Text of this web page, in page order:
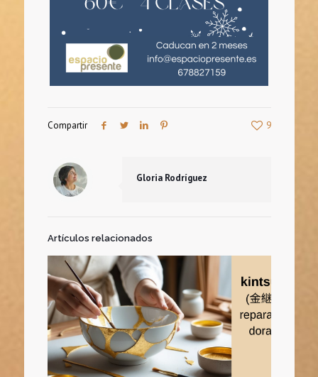
Compartir 9
Gloria Rodríguez
Artículos relacionados